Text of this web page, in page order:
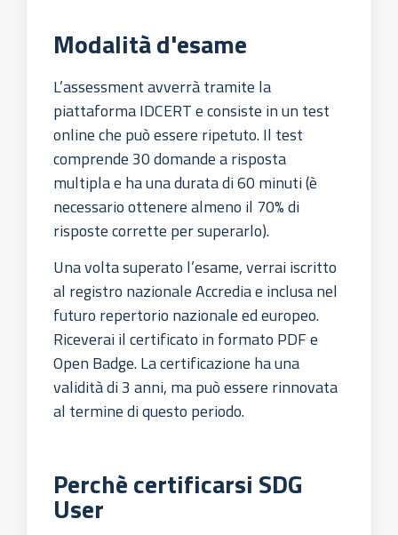
Modalità d'esame
L’assessment avverrà tramite la
piattaforma IDCERT e consiste in un test
online che può essere ripetuto. Il test
comprende 30 domande a risposta
multipla e ha una durata di 60 minuti (è
necessario ottenere almeno il 70% di
risposte corrette per superarlo).
Una volta superato l’esame, verrai iscritto
al registro nazionale Accredia e inclusa nel
futuro repertorio nazionale ed europeo.
Riceverai il certificato in formato PDF e
Open Badge. La certificazione ha una
validità di 3 anni, ma può essere rinnovata
al termine di questo periodo.
Perchè certificarsi SDG
User